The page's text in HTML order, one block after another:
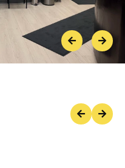
PreviousNext